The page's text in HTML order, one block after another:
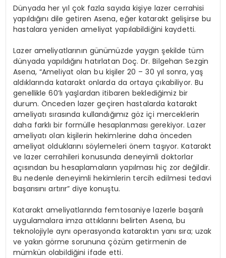
Dünyada her yıl çok fazla sayıda kişiye lazer cerrahisi
yapıldığını dile getiren Asena, eğer katarakt gelişirse bu
hastalara yeniden ameliyat yapılabildiğini kaydetti.
Lazer ameliyatlarının günümüzde yaygın şekilde tüm
dünyada yapıldığını hatırlatan Doç. Dr. Bilgehan Sezgin
Asena, “Ameliyat olan bu kişiler 20 – 30 yıl sonra, yaş
aldıklarında katarakt onlarda da ortaya çıkabiliyor. Bu
genellikle 60’lı yaşlardan itibaren beklediğimiz bir
durum. Önceden lazer geçiren hastalarda katarakt
ameliyatı sırasında kullandığımız göz içi merceklerin
daha farklı bir formülle hesaplanması gerekiyor. Lazer
ameliyatı olan kişilerin hekimlerine daha önceden
ameliyat olduklarını söylemeleri önem taşıyor. Katarakt
ve lazer cerrahileri konusunda deneyimli doktorlar
açısından bu hesaplamaların yapılması hiç zor değildir.
Bu nedenle deneyimli hekimlerin tercih edilmesi tedavi
başarısını artırır” diye konuştu.
Katarakt ameliyatlarında femtosaniye lazerle başarılı
uygulamalara imza attıklarını belirten Asena, bu
teknolojiyle aynı operasyonda kataraktın yanı sıra; uzak
ve yakın görme sorununa çözüm getirmenin de
mümkün olabildiğini ifade etti.